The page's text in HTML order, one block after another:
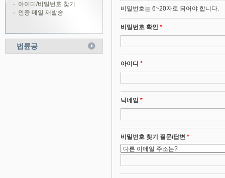
아이디/비밀번호 찾기
인증 메일 재발송
법륜공
비밀번호는 6~20자로 되어야 합니다.
비밀번호 확인 *
아이디 *
닉네임 *
비밀번호 찾기 질문/답변 *